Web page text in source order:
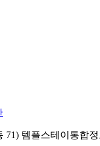
71) 템플스테이통합